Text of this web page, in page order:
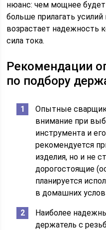
нюанс: чем мощнее
больше прилагать
возрастает надежность
сила тока.
Рекомендации
по подбору
Опытные
внимание при
инструмента и
рекомендуется
изделия, но и не
дорогостоящие
планируется
в домашних
Наиболее
держатель с